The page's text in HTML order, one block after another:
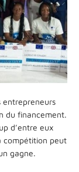
entrepreneurs
du financement.
d’entre eux
compétition peut
gagne.